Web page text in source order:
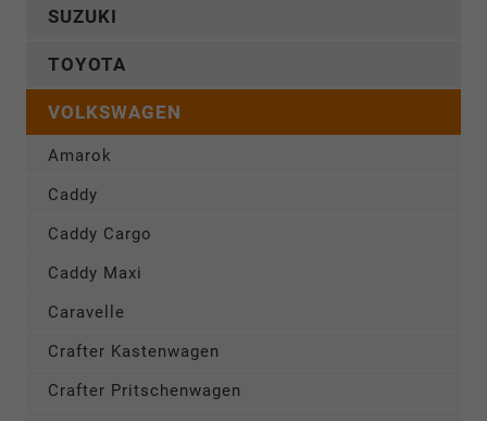
SUZUKI
TOYOTA
VOLKSWAGEN
Amarok
Caddy
Caddy Cargo
Caddy Maxi
Caravelle
Crafter Kastenwagen
Crafter Pritschenwagen